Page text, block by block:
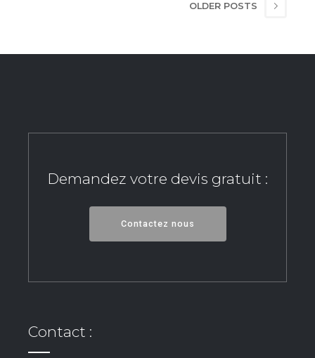
OLDER POSTS
Demandez votre devis gratuit :
Contactez nous
Contact :